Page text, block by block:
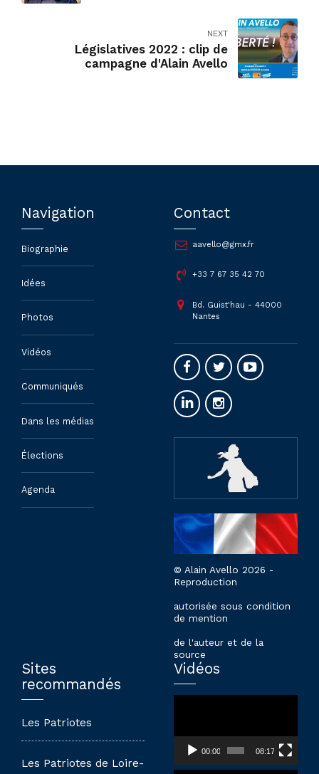
NEXT
Législatives 2022 : clip de
campagne d'Alain Avello
Navigation
Biographie
Idées
Photos
Vidéos
Communiqués
Dans les médias
Élections
Agenda
Contact
aavello@gmx.fr
+33 7 67 35 42 70
Bd. Guist'hau - 44000
Nantes
© Alain Avello 2026 -
Reproduction
autorisée sous condition
de mention
de l'auteur et de la
source
Sites
recommandés
Les Patriotes
Les Patriotes de Loire-
Vidéos
00:00 08:17